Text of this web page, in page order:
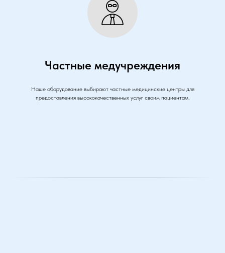
Частные медучреждения
Наше оборудование выбирают частные медицинские центры для
предоставления высококачественных услуг своим пациентам.